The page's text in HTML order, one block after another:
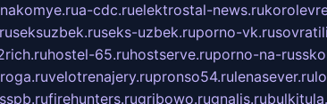
a-cdc.ruelektrostal-news.ru
seksuzbek.ruseks-uzbek.ruporno-vk.ru
hostel-65.ruhostserve.ruporno-na-
velotrenajery.rupronso54.rulenasever.ru
firehunters.rugribowo.rugnalis.ru